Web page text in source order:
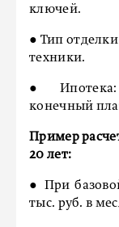
ключей.
● Тип
техники.
● Ипотека:
конечный
Пример
20 лет:
● При
тыс. руб. в